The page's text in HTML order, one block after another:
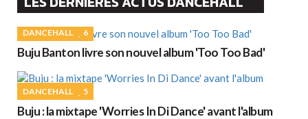
DANCEHALL 6
Buju Banton livre son nouvel album 'Too Too Bad'
DANCEHALL 5
Buju : la mixtape 'Worries In Di Dance' avant l'album